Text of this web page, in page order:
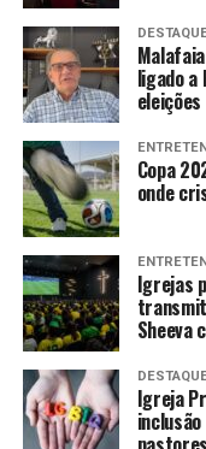
ligado a
eleições
Copa
onde
Igrejas
Sheeva
Igreja